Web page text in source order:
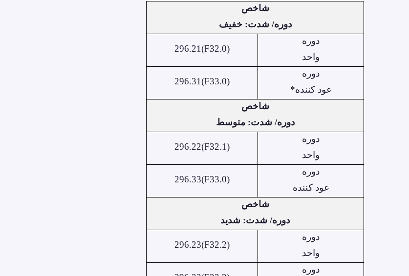
شاخص
دوره/ شدت: خفیف
دوره
واحد
296.21(F32.0)
دوره
عود کننده*
296.31(F33.0)
شاخص
دوره/ شدت: متوسط
دوره
واحد
296.22(F32.1)
دوره
عود کننده
296.33(F33.0)
شاخص
دوره/ شدت: شدید
دوره
واحد
296.23(F32.2)
دوره